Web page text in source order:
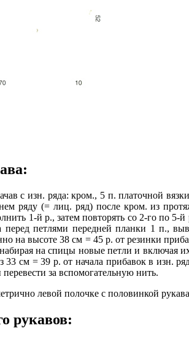
с изн. ряда: кром., 5 п. платочной
ряду (= лиц. ряд) после кром. из
1-й р., затем повторять со 2-го по
перед петлями передней планки 1 п.,
на высоте 38 см = 45 р. от резинки
на спицы новые петли и включая
см = 39 р. от начала прибавок в изн.
за вспомогательную нить.
левой полочке с половинкой
рукавов: